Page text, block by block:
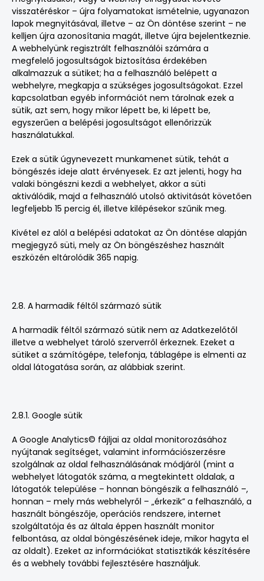
visszatéréskor – újra folyamatokat ismételnie, ugyanazon
lapok megnyitásával, illetve – az Ön döntése szerint – ne
kelljen újra azonosítania magát, illetve újra bejelentkeznie.
A webhelyünk regisztrált felhasználói számára a
megfelelő jogosultságok biztosítása érdekében
alkalmazzuk a sütiket; ha a felhasználó belépett a
webhelyre, megkapja a szükséges jogosultságokat. Ezzel
kapcsolatban egyéb információt nem tárolnak ezek a
sütik, azt sem, hogy mikor lépett be, ki lépett be,
egyszerűen a belépési jogosultságot ellenőrizzük
használatukkal.
Ezek a sütik úgynevezett munkamenet sütik, tehát a
böngészés ideje alatt érvényesek. Ez azt jelenti, hogy ha
valaki böngészni kezdi a webhelyet, akkor a süti
aktiválódik, majd a felhasználó utolsó aktivitását követően
legfeljebb 15 percig él, illetve kilépésekor szűnik meg.
Kivétel ez alól a belépési adatokat az Ön döntése alapján
megjegyző süti, mely az Ön böngészéshez használt
eszközén eltárolódik 365 napig.
2.8. A harmadik féltől származó sütik
A harmadik féltől származó sütik nem az Adatkezelőtől
illetve a webhelyet tároló szerverről érkeznek. Ezeket a
sütiket a számítógépe, telefonja, táblagépe is elmenti az
oldal látogatása során, az alábbiak szerint.
2.8.1. Google sütik
A Google Analytics© fájljai az oldal monitorozásához
nyújtanak segítséget, valamint információszerzésre
szolgálnak az oldal felhasználásának módjáról (mint a
webhelyet látogatók száma, a megtekintett oldalak, a
látogatók települése – honnan böngészik a felhasználó –,
honnan – mely más webhelyről – „érkezik” a felhasználó, a
használt böngészője, operációs rendszere, internet
szolgáltatója és az általa éppen használt monitor
felbontása, az oldal böngészésének ideje, mikor hagyta el
az oldalt). Ezeket az információkat statisztikák készítésére
és a webhely további fejlesztésére használjuk.